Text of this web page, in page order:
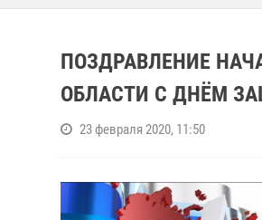
ПОЗДРАВЛЕНИЕ
ОБЛАСТИ С ДНЁМ
23 февраля 2020, 11:50